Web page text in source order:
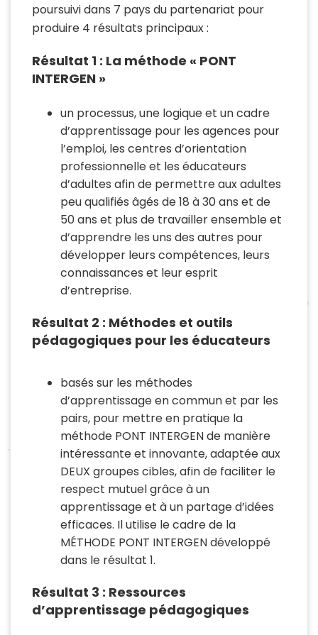
poursuivi dans 7 pays du partenariat pour
produire 4 résultats principaux :
Résultat 1 : La méthode « PONT
INTERGEN »
un processus, une logique et un cadre
d’apprentissage pour les agences pour
l’emploi, les centres d’orientation
professionnelle et les éducateurs
d’adultes afin de permettre aux adultes
peu qualifiés âgés de 18 à 30 ans et de
50 ans et plus de travailler ensemble et
d’apprendre les uns des autres pour
développer leurs compétences, leurs
connaissances et leur esprit
d’entreprise.
Résultat 2 : Méthodes et outils
pédagogiques pour les éducateurs
basés sur les méthodes
d’apprentissage en commun et par les
pairs, pour mettre en pratique la
méthode PONT INTERGEN de manière
intéressante et innovante, adaptée aux
DEUX groupes cibles, afin de faciliter le
respect mutuel grâce à un
apprentissage et à un partage d’idées
efficaces. Il utilise le cadre de la
MÉTHODE PONT INTERGEN développé
dans le résultat 1.
Résultat 3 : Ressources
d’apprentissage pédagogiques